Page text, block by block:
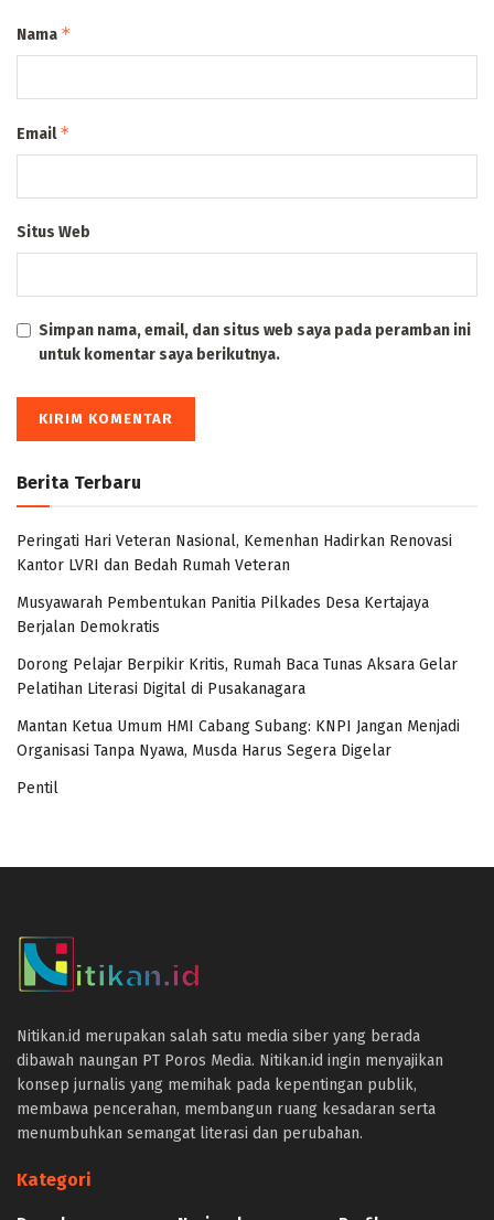
Nama *
Email*
Situs Web
Simpan nama, email, dan situs web saya pada peramban ini
untuk komentar saya berikutnya.
Berita Terbaru
Peringati Hari Veteran Nasional, Kemenhan Hadirkan Renovasi
Kantor LVRI dan Bedah Rumah Veteran
Musyawarah Pembentukan Panitia Pilkades Desa Kertajaya
Berjalan Demokratis
Dorong Pelajar Berpikir Kritis, Rumah Baca Tunas Aksara Gelar
Pelatihan Literasi Digital di Pusakanagara
Mantan Ketua Umum HMI Cabang Subang: KNPI Jangan Menjadi
Organisasi Tanpa Nyawa, Musda Harus Segera Digelar
Pentil
joker123
slot777
slot scatter hitam
https://ptnobelindonesia.com/
https://okegas.id/
https://dukcapil.selumakab.go.id/
https://store.scuto.co.id/wp-content/products/
https://selumakab.go.id/
https://krakatauniaga.co.id/run/
https://bossfood.co.id/wp-content/pound/
Nitikan.id merupakan salah satu media siber yang berada
dibawah naungan PT Poros Media. Nitikan.id ingin menyajikan
konsep jurnalis yang memihak pada kepentingan publik,
membawa pencerahan, membangun ruang kesadaran serta
menumbuhkan semangat literasi dan perubahan.
Kategori